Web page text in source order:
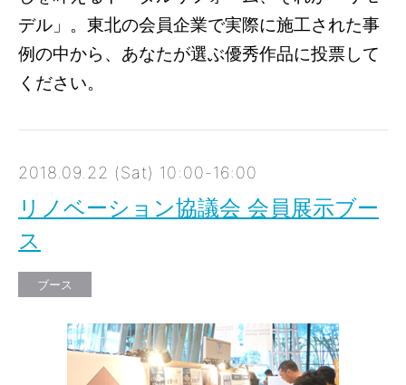
デル」。東北の会員企業で実際に施工された事
例の中から、あなたが選ぶ優秀作品に投票して
ください。
2018.09.22 (Sat) 10:00-16:00
リノベーション協議会 会員展示ブー
ス
ブース